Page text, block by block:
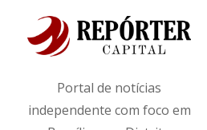
Portal de notícias
independente com foco em